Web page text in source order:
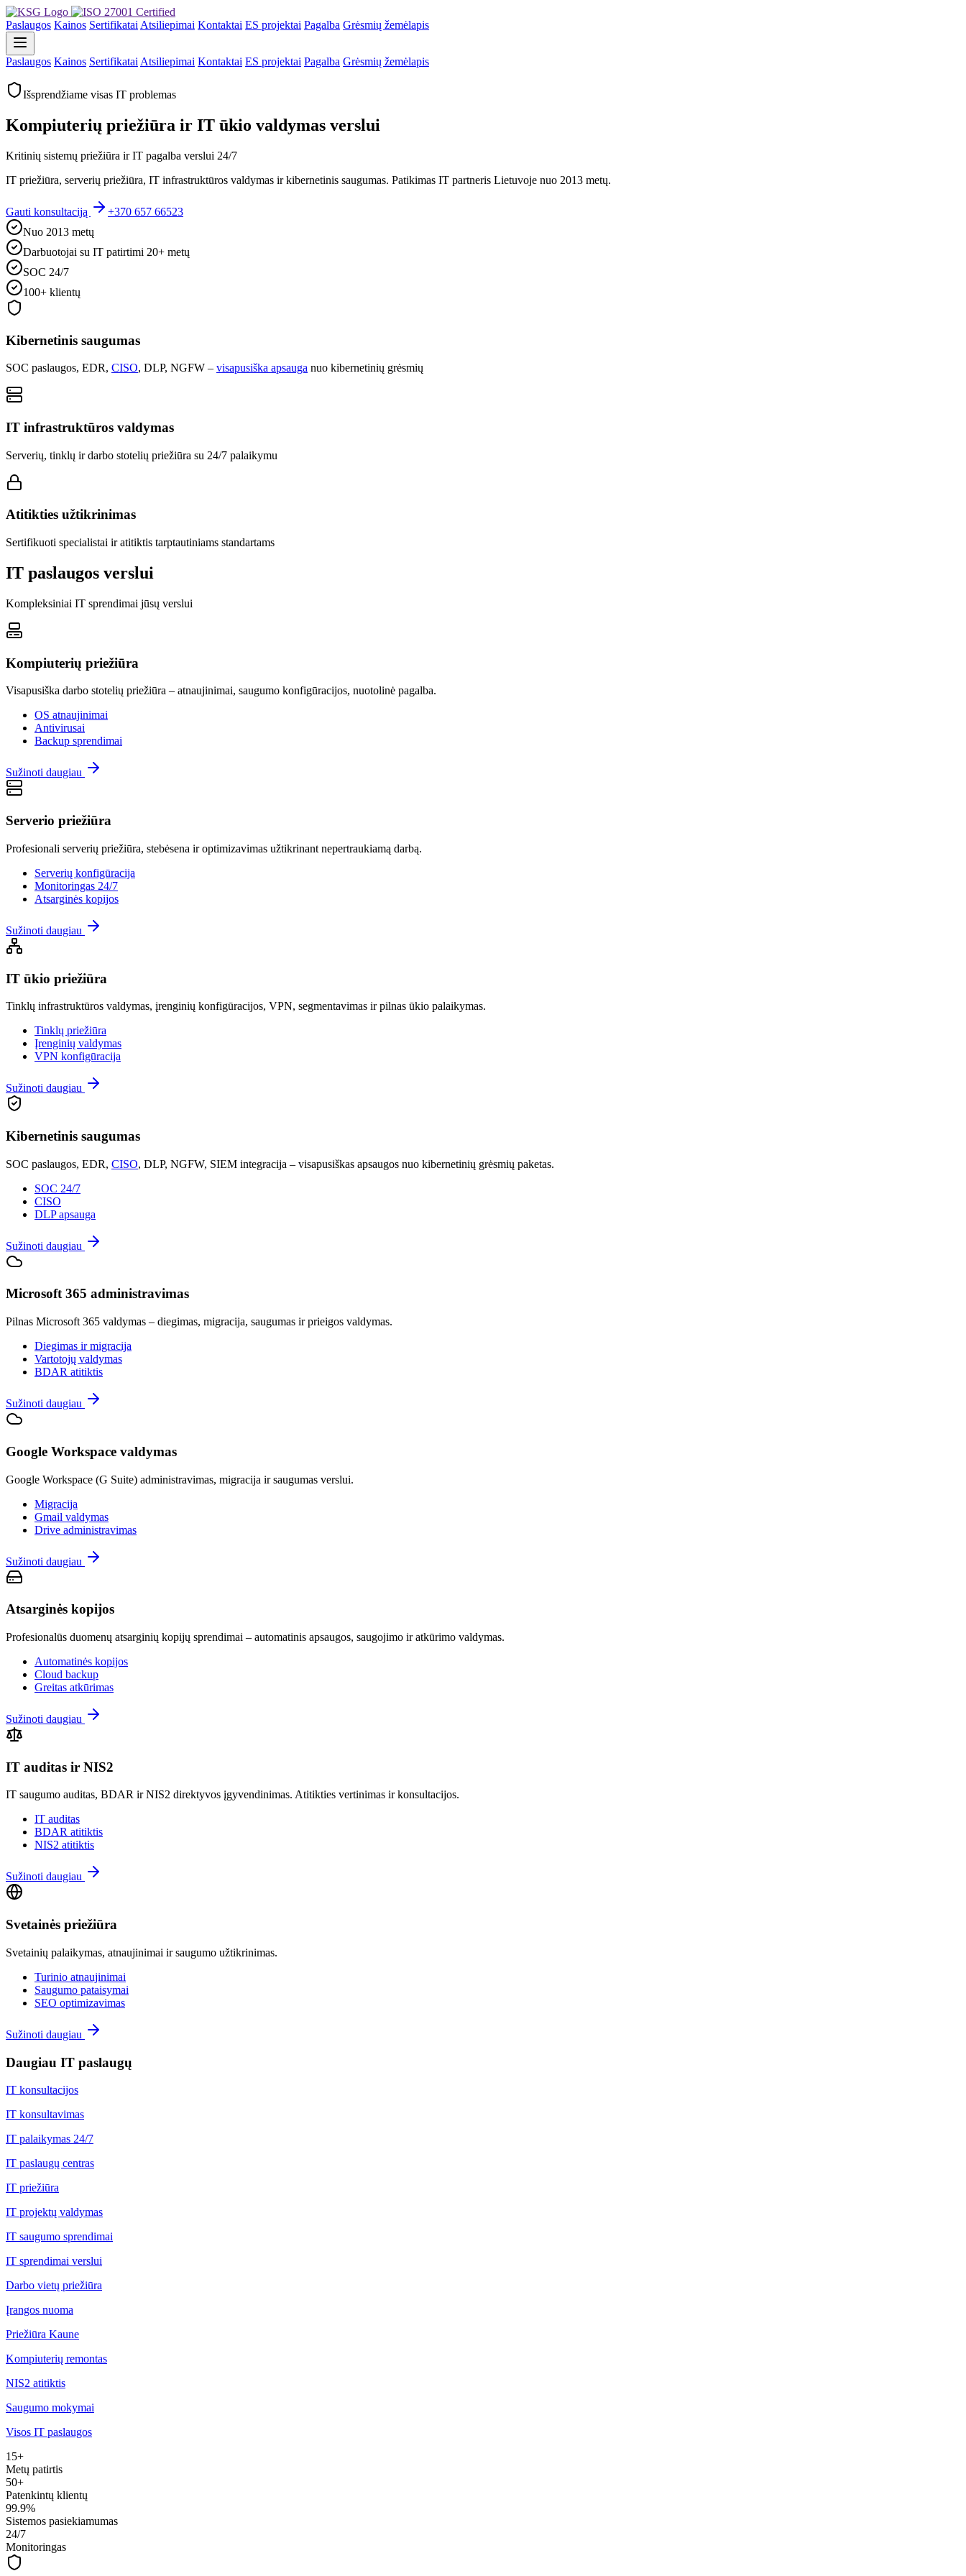
Paslaugos Kainos Sertifikatai Atsiliepimai Kontaktai ES projektai Pagalba Grėsmių žemėlapis
Paslaugos Kainos Sertifikatai Atsiliepimai Kontaktai ES projektai Pagalba Grėsmių žemėlapis
Išsprendžiame visas IT problemas
Kompiuterių priežiūra ir IT ūkio valdymas verslui
Kritinių sistemų priežiūra ir IT pagalba verslui 24/7
IT priežiūra, serverių priežiūra, IT infrastruktūros valdymas ir kibernetinis saugumas. Patikimas IT partneris Lietuvoje nuo 2013 metų.
Gauti konsultaciją
+370 657 66523
Nuo 2013 metų
Darbuotojai su IT patirtimi 20+ metų
SOC 24/7
100+ klientų
Kibernetinis saugumas
SOC paslaugos, EDR, CISO, DLP, NGFW – visapusiška apsauga nuo kibernetinių grėsmių
IT infrastruktūros valdymas
Serverių, tinklų ir darbo stotelių priežiūra su 24/7 palaikymu
Atitikties užtikrinimas
Sertifikuoti specialistai ir atitiktis tarptautiniams standartams
IT paslaugos verslui
Kompleksiniai IT sprendimai jūsų verslui
Kompiuterių priežiūra
Visapusiška darbo stotelių priežiūra – atnaujinimai, saugumo konfigūracijos, nuotolinė pagalba.
OS atnaujinimai
Antivirusai
Backup sprendimai
Sužinoti daugiau
Serverio priežiūra
Profesionali serverių priežiūra, stebėsena ir optimizavimas užtikrinant nepertraukiamą darbą.
Serverių konfigūracija
Monitoringas 24/7
Atsarginės kopijos
Sužinoti daugiau
IT ūkio priežiūra
Tinklų infrastruktūros valdymas, įrenginių konfigūracijos, VPN, segmentavimas ir pilnas ūkio palaikymas.
Tinklų priežiūra
Įrenginių valdymas
VPN konfigūracija
Sužinoti daugiau
Kibernetinis saugumas
SOC paslaugos, EDR, CISO, DLP, NGFW, SIEM integracija – visapusiškas apsaugos nuo kibernetinių grėsmių paketas.
SOC 24/7
CISO
DLP apsauga
Sužinoti daugiau
Microsoft 365 administravimas
Pilnas Microsoft 365 valdymas – diegimas, migracija, saugumas ir prieigos valdymas.
Diegimas ir migracija
Vartotojų valdymas
BDAR atitiktis
Sužinoti daugiau
Google Workspace valdymas
Google Workspace (G Suite) administravimas, migracija ir saugumas verslui.
Migracija
Gmail valdymas
Drive administravimas
Sužinoti daugiau
Atsarginės kopijos
Profesionalūs duomenų atsarginių kopijų sprendimai – automatinis apsaugos, saugojimo ir atkūrimo valdymas.
Automatinės kopijos
Cloud backup
Greitas atkūrimas
Sužinoti daugiau
IT auditas ir NIS2
IT saugumo auditas, BDAR ir NIS2 direktyvos įgyvendinimas. Atitikties vertinimas ir konsultacijos.
IT auditas
BDAR atitiktis
NIS2 atitiktis
Sužinoti daugiau
Svetainės priežiūra
Svetainių palaikymas, atnaujinimai ir saugumo užtikrinimas.
Turinio atnaujinimai
Saugumo pataisymai
SEO optimizavimas
Sužinoti daugiau
Daugiau IT paslaugų
IT konsultacijos
IT konsultavimas
IT palaikymas 24/7
IT paslaugų centras
IT priežiūra
IT projektų valdymas
IT saugumo sprendimai
IT sprendimai verslui
Darbo vietų priežiūra
Įrangos nuoma
Priežiūra Kaune
Kompiuterių remontas
NIS2 atitiktis
Saugumo mokymai
Visos IT paslaugos
15+
Metų patirtis
50+
Patenkintų klientų
99.9%
Sistemos pasiekiamumas
24/7
Monitoringas